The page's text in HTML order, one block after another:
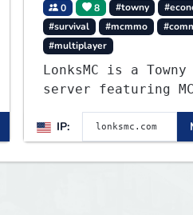
0 8 #towny
#survival
#mcmmo
#multiplayer
LonksMC is a
server featuring
Jobs, free rank
and weekly events.
on a friendly
balanced economy,
IP: